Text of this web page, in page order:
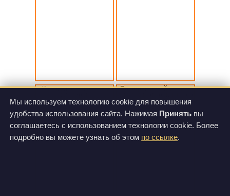
Мы используем технологию cookie для повышения
удобства использования сайта. Нажимая Принять вы
соглашаетесь с использованием технологии cookie. Более
подробно вы можете узнать об этом по ссылке.
Клетка для животных с
Подогреваемый стеллаж
восстановления
животных